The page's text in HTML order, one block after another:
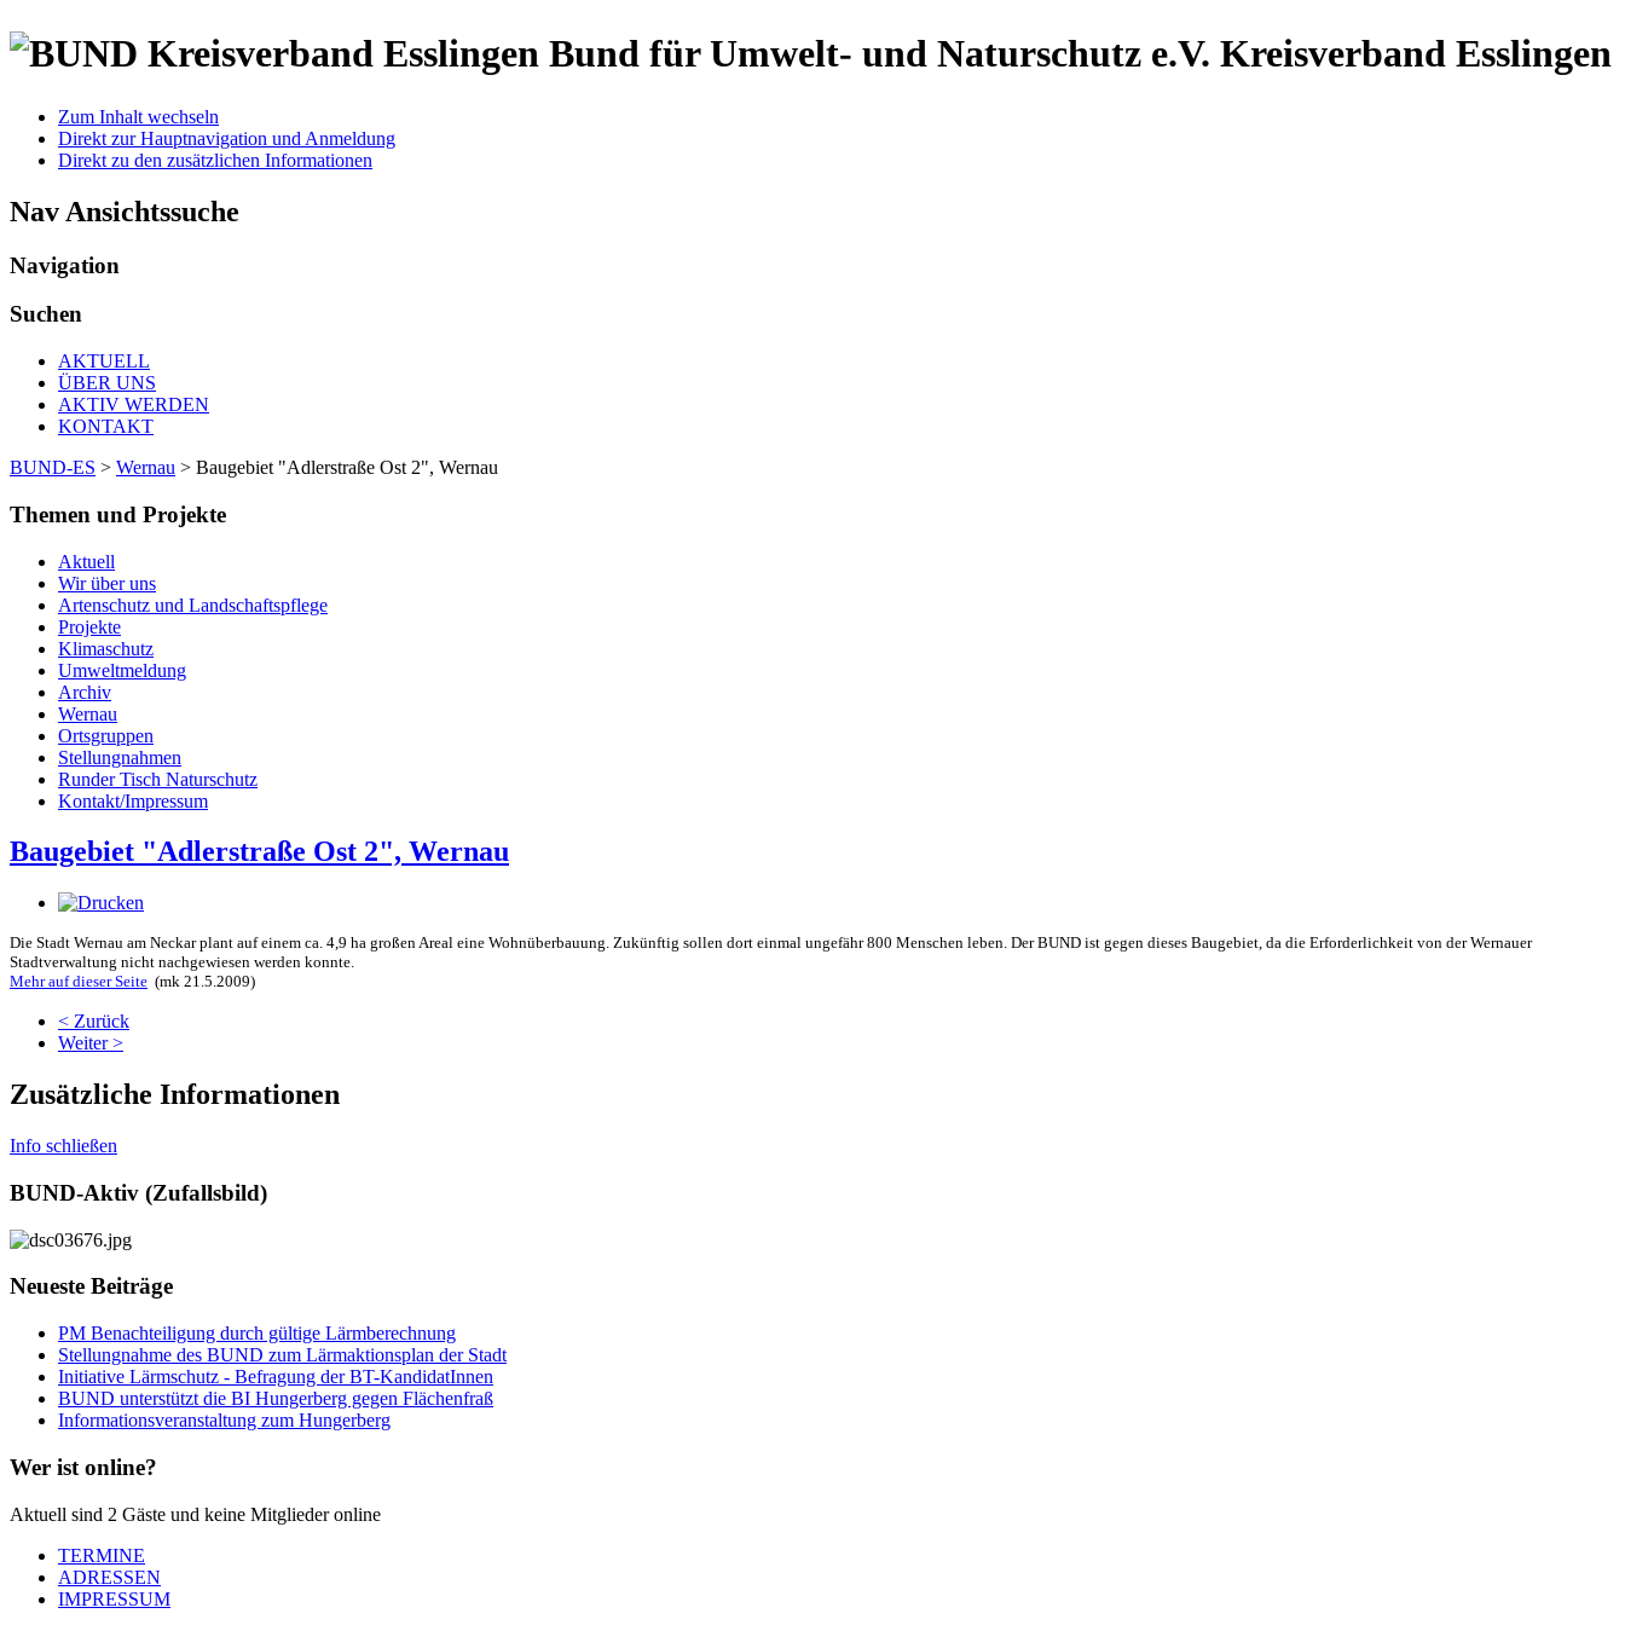
Bund für Umwelt- und Naturschutz e.V. Kreisverband Esslingen
Zum Inhalt wechseln
Direkt zur Hauptnavigation und Anmeldung
Direkt zu den zusätzlichen Informationen
Nav Ansichtssuche
Navigation
Suchen
AKTUELL
ÜBER UNS
AKTIV WERDEN
KONTAKT
BUND-ES > Wernau > Baugebiet "Adlerstraße Ost 2", Wernau
Themen und Projekte
Aktuell
Wir über uns
Artenschutz und Landschaftspflege
Projekte
Klimaschutz
Umweltmeldung
Archiv
Wernau
Ortsgruppen
Stellungnahmen
Runder Tisch Naturschutz
Kontakt/Impressum
Baugebiet "Adlerstraße Ost 2", Wernau
Die Stadt Wernau am Neckar plant auf einem ca. 4,9 ha großen Areal eine Wohnüberbauung. Zukünftig sollen dort einmal ungefähr 800 Menschen leben. Der BUND ist gegen dieses Baugebiet, da die Erforderlichkeit von der Wernauer
Stadtverwaltung nicht nachgewiesen werden konnte.
Mehr auf dieser Seite (mk 21.5.2009)
< Zurück
Weiter >
Zusätzliche Informationen
Info schließen
BUND-Aktiv (Zufallsbild)
Neueste Beiträge
PM Benachteiligung durch gültige Lärmberechnung
Stellungnahme des BUND zum Lärmaktionsplan der Stadt
Initiative Lärmschutz - Befragung der BT-KandidatInnen
BUND unterstützt die BI Hungerberg gegen Flächenfraß
Informationsveranstaltung zum Hungerberg
Wer ist online?
Aktuell sind 2 Gäste und keine Mitglieder online
TERMINE
ADRESSEN
IMPRESSUM